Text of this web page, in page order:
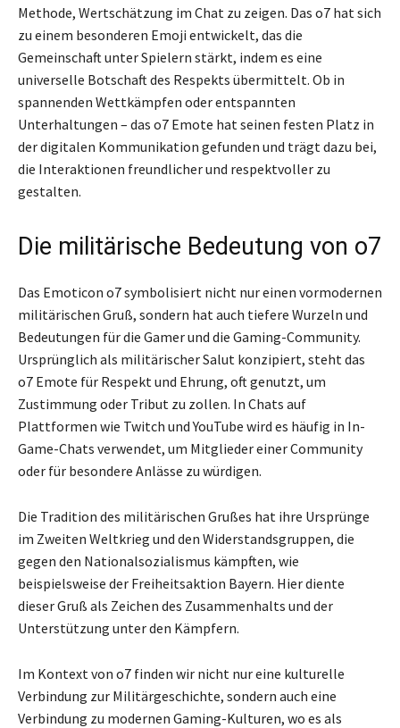
Methode, Wertschätzung im Chat zu zeigen. Das o7 hat sich
zu einem besonderen Emoji entwickelt, das die
Gemeinschaft unter Spielern stärkt, indem es eine
universelle Botschaft des Respekts übermittelt. Ob in
spannenden Wettkämpfen oder entspannten
Unterhaltungen – das o7 Emote hat seinen festen Platz in
der digitalen Kommunikation gefunden und trägt dazu bei,
die Interaktionen freundlicher und respektvoller zu
gestalten.
Die militärische Bedeutung von o7
Das Emoticon o7 symbolisiert nicht nur einen vormodernen
militärischen Gruß, sondern hat auch tiefere Wurzeln und
Bedeutungen für die Gamer und die Gaming-Community.
Ursprünglich als militärischer Salut konzipiert, steht das
o7 Emote für Respekt und Ehrung, oft genutzt, um
Zustimmung oder Tribut zu zollen. In Chats auf
Plattformen wie Twitch und YouTube wird es häufig in In-
Game-Chats verwendet, um Mitglieder einer Community
oder für besondere Anlässe zu würdigen.
Die Tradition des militärischen Grußes hat ihre Ursprünge
im Zweiten Weltkrieg und den Widerstandsgruppen, die
gegen den Nationalsozialismus kämpften, wie
beispielsweise der Freiheitsaktion Bayern. Hier diente
dieser Gruß als Zeichen des Zusammenhalts und der
Unterstützung unter den Kämpfern.
Im Kontext von o7 finden wir nicht nur eine kulturelle
Verbindung zur Militärgeschichte, sondern auch eine
Verbindung zu modernen Gaming-Kulturen, wo es als